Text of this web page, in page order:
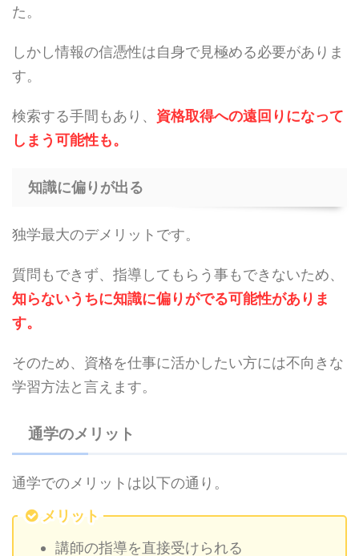
た。
しかし情報の信憑性は自身で見極める必要がありま
す。
検索する手間もあり、 資格取得への遠回りになって
しまう可能性も。
知識に偏りが出る
独学最大のデメリットです。
質問もできず、指導してもらう事もできないため、
知らないうちに知識に偏りがでる可能性がありま
す。
そのため、資格を仕事に活かしたい方には不向きな
学習方法と言えます。
通学のメリット
通学でのメリットは以下の通り。
メリット
講師の指導を直接受けられる